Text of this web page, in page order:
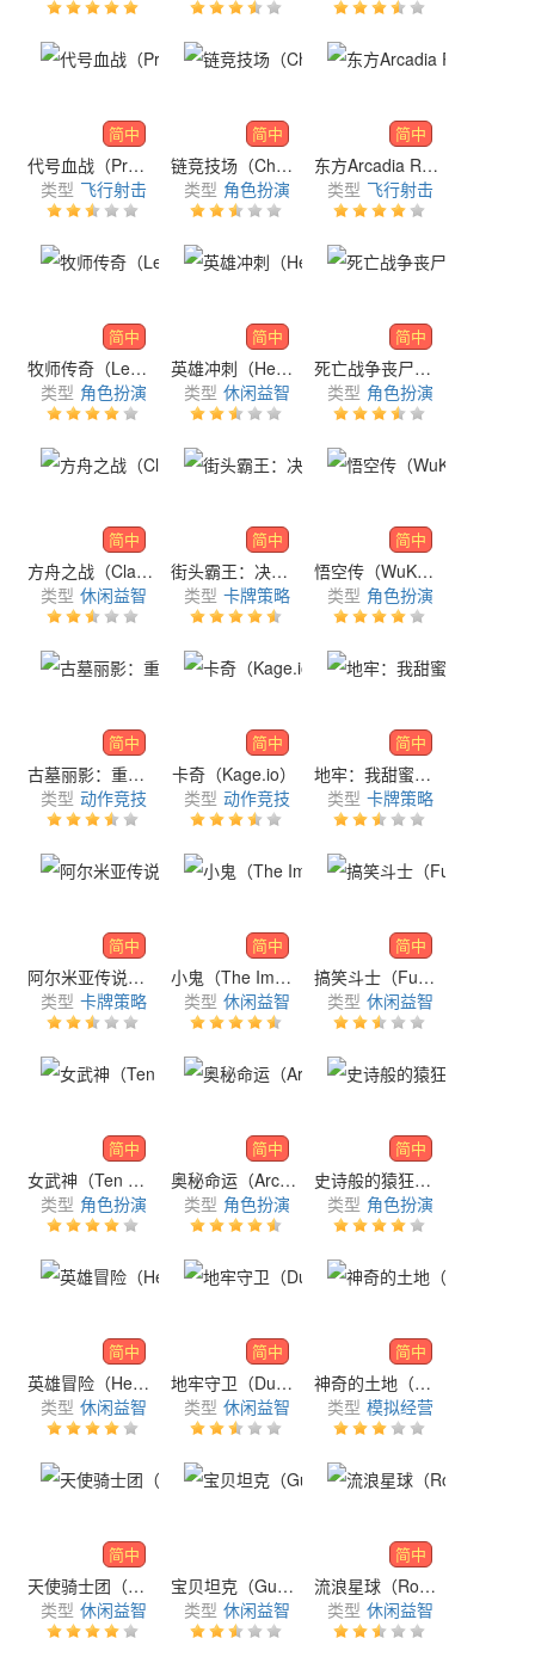
简中
代号血战（Project: BloodStrike）
类型 飞行射击
简中
链竞技场（ChainArena）
类型 角色扮演
简中
东方Arcadia Record
类型 飞行射击
简中
牧师传奇（Legend of Priest）
类型 角色扮演
简中
英雄冲刺（Hero Rush）
类型 休闲益智
简中
死亡战争丧尸（Dead Wars）
类型 角色扮演
简中
方舟之战（Clash of Ark）
类型 休闲益智
简中
街头霸王：决斗（Street Fighter: Duel）
类型 卡牌策略
简中
悟空传（WuKong Legends）
类型 角色扮演
简中
古墓丽影：重头再来（Tomb Raider Reloaded）
类型 动作竞技
简中
卡奇（Kage.io）
类型 动作竞技
简中
地牢：我甜蜜的家（My Sweet Home Dungeon）
类型 卡牌策略
简中
阿尔米亚传说（Legend of Almia）
类型 卡牌策略
简中
小鬼（The Imp）
类型 休闲益智
简中
搞笑斗士（Funny Fighters）
类型 休闲益智
简中
女武神（Ten Valkyrie）
类型 角色扮演
简中
奥秘命运（Arcane Fate）
类型 角色扮演
简中
史诗般的猿狂（Epic Ape Madness）
类型 角色扮演
简中
英雄冒险（Hero Adventure）
类型 休闲益智
简中
地牢守卫（Dungeon Cube: Dot Hero Defense）
类型 休闲益智
简中
神奇的土地（Wonder Land）
类型 模拟经营
简中
天使骑士团（AFK Angel Knights）
类型 休闲益智
宝贝坦克（Gunbound T）
类型 休闲益智
简中
流浪星球（Rogue Planet）
类型 休闲益智